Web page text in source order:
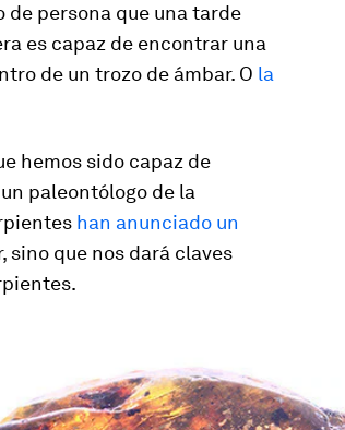
de persona que una tarde
es capaz de encontrar una
de un trozo de ámbar. O la
hemos sido capaz de
un paleontólogo de la
han anunciado un
sino que nos dará claves